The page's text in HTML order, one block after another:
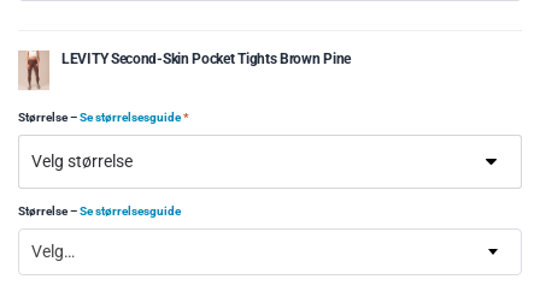
LEVITY Second-Skin Pocket Tights Brown Pine
Størrelse–Se størrelsesguide*
Størrelse–Se størrelsesguide
Velg…